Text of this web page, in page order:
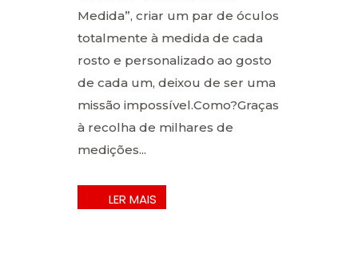
Medida”, criar um par de óculos
totalmente à medida de cada
rosto e personalizado ao gosto
de cada um, deixou de ser uma
missão impossível.Como?Graças
à recolha de milhares de
medições...